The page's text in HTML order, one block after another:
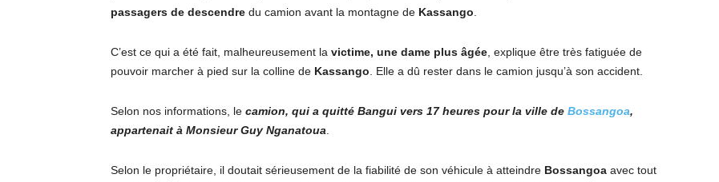
passagers de descendre du camion avant la montagne de Kassango
C’est ce qui a été fait, malheureusement la victime, une dame plus âgée , explique être très fatiguée de
pouvoir marcher à pied sur la colline de Kassango . Elle a dû rester dans le camion jusqu’à son accident.
Selon nos informations, le camion, qui a quitté Bangui vers 17 heures pour la ville de Bossangoa,
appartenait à Monsieur Guy Nganatoua
Selon le propriétaire, il doutait sérieusement de la fiabilité de son véhicule à atteindre Bossangoa avec tout